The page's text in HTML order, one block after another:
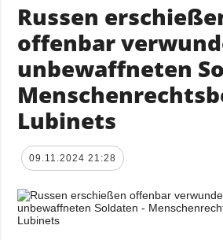
ALLE
RUBRIKEN
Krieg
Wiederaufbau
der Ukraine
Politik
Wirtschaft
Militär
Gesellschaft und
Russen
offenbar
unbewaffneten
Lubinets
09.11.2024 21:28